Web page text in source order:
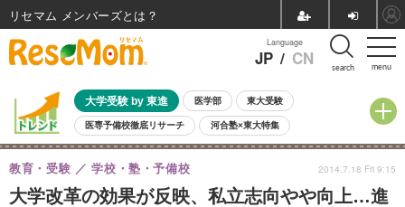
menu
Language
JP / CN search
大学受験 by 東進 医学部 東大受験
医専予備校徹底リサーチ 河合塾×東大特集
親子で考える大学選び 高校受験 中学受験 小学校受験
共通テスト 夏休み 8月開催学校説明会・相談会
8月開催イベント・WS 全国公立高校 過去問 人気記事
大学改革の効果が反映、私立志向やや向上…進
教育・受験 学校・塾・予備校 2014.7.18 Fri 9:15
リセマム メンバーズ